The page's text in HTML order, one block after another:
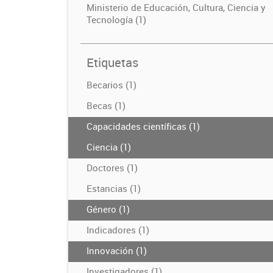
Ministerio de Educación, Cultura, Ciencia y
Tecnología (1)
Etiquetas
Becarios (1)
Becas (1)
Capacidades científicas (1)
Ciencia (1)
Doctores (1)
Estancias (1)
Género (1)
Indicadores (1)
Innovación (1)